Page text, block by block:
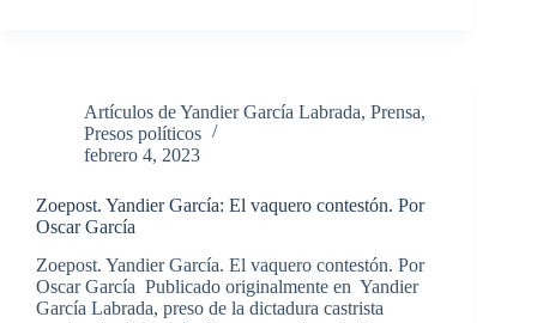
de
presos
políticos
(entre
ellos,
familiares
de
Yandier
Artículos de Yandier García Labrada, Prensa,
Presos políticos
febrero 4, 2023
Zoepost. Yandier García: El vaquero contestón. Por
Oscar García
Zoepost. Yandier García. El vaquero contestón. Por
Oscar García Publicado originalmente en Yandier
García Labrada, preso de la dictadura castrista